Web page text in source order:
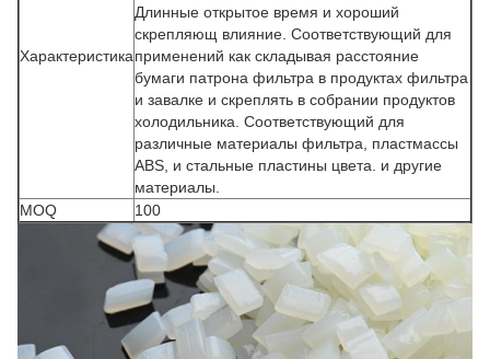
Характеристика
Длинные открытое время и хороший
скрепляющ влияние. Соответствующий для
применений как складывая расстояние
бумаги патрона фильтра в продуктах фильтра
и завалке и скреплять в собрании продуктов
холодильника. Соответствующий для
различные материалы фильтра, пластмассы
ABS, и стальные пластины цвета. и другие
материалы.
MOQ
100